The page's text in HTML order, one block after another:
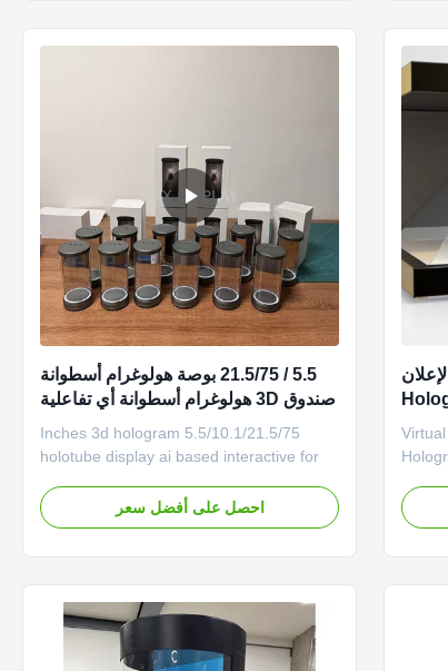
...
55"
5.5 / 21.5/75 بوصة هولوغرام أسطوانة
صندوق 3D هولوغرام أسطوانة أي تفاعلية
لمعرض متحف
5.5/10.1/21.5/75 Inches 3d hologram
holotube display ai based interactive for
Cylinder - Holotube is a cutting-edge
innovation, captivating audiences with its
احصل على أفضل سعر